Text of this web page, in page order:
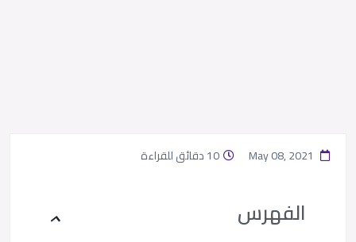
10 دقائق للقراءة
الفهرس